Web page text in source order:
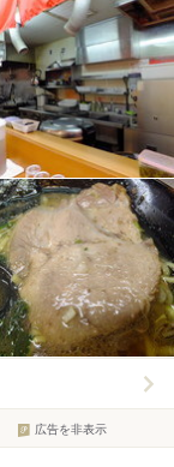
広告を非表示